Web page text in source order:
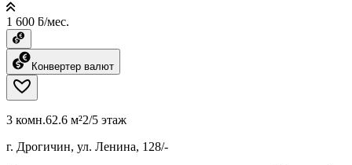
1 600 ƃ/мес.
Конвертер валют
3 комн.62.6 м²2/5 этаж
г. Дрогичин, ул. Ленина, 128/-